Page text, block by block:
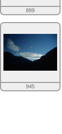
899
945